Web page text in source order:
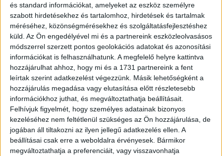
és standard információkat, amelyeket az eszköz személyre
szabott hirdetésekhez és tartalomhoz, hirdetések és tartalmak
méréséhez, közönségmérésekhez és szolgáltatásfejlesztéshez
küld. Az Ön engedélyével mi és a partnereink eszközleolvasásos
módszerrel szerzett pontos geolokációs adatokat és azonosítási
információkat is felhasználhatunk. A megfelelő helyre kattintva
hozzájárulhat ahhoz, hogy mi és a 1731 partnereink a fent
leírtak szerint adatkezelést végezzünk. Másik lehetőségként a
hozzájárulás megadása vagy elutasítása előtt részletesebb
információkhoz juthat, és megváltoztathatja beállításait.
Felhívjuk figyelmét, hogy személyes adatainak bizonyos
kezeléséhez nem feltétlenül szükséges az Ön hozzájárulása, de
jogában áll tiltakozni az ilyen jellegű adatkezelés ellen. A
beállításai csak erre a weboldalra érvényesek. Bármikor
megváltoztathatja a preferenciáit, vagy visszavonhatja
termékükben és szolgáltatásunkban központi elem legyen
a fenntarthatóság, a másik, hogy technológiai
fejlesztésekkel növeljék a vásárlóik lojalitását. Ennek
érdekében jövőre már minden második cégvezető
akvizíciót tervez.
„Továbbra is a felvásárlás az egyik leghatékonyabb
eszköz a vállalatok számára abban, hogy adaptálódni
tudjanak a megváltozott makrogazdasági környezethez,
megszerezzék a szükséges képességeket a
technológiai- és tudástranszferhez, valamint előre
tudjanak lépni fenntarthatósági törekvéseikben. A
megfelelő cégek beolvasztása tehát a növekedés kulcsa”